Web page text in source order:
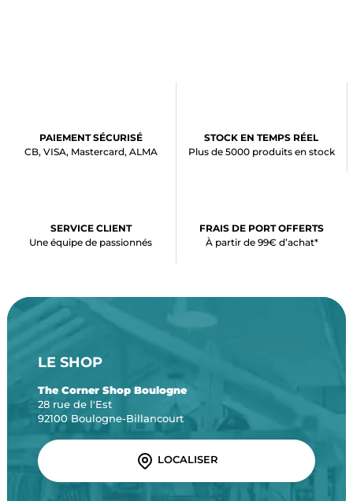
PAIEMENT SÉCURISÉ
CB, VISA, Mastercard, ALMA
STOCK EN TEMPS RÉEL
Plus de 5000 produits en stock
SERVICE CLIENT
Une équipe de passionnés
FRAIS DE PORT OFFERTS
À partir de 99€ d’achat*
LE SHOP
The Corner Shop Boulogne
28 rue de l'Est
92100 Boulogne-Billancourt
LOCALISER